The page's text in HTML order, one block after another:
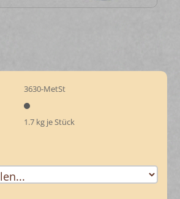
3630-MetSt
1.7kg je Stück